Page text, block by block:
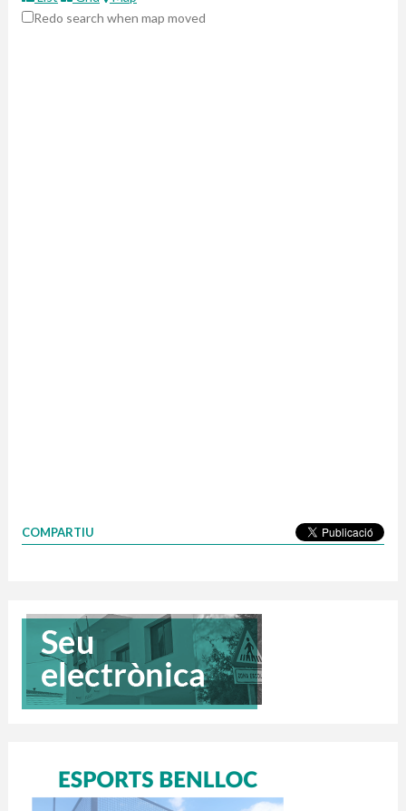
Redo search when map moved
COMPARTIU